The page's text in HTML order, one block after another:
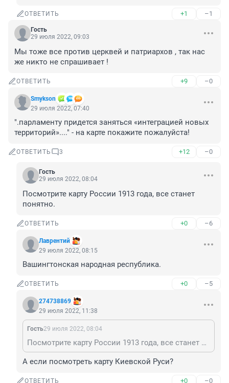
ОТВЕТИТЬ +1 –1
Гость
29 июля 2022, 09:03
Мы тоже все против церквей и патриархов , так нас
же никто не спрашивает !
ОТВЕТИТЬ +9 –0
Smykson
29 июля 2022, 07:40
".парламенту придется заняться «интеграцией новых
территорий»...." - на карте покажите пожалуйста!
ОТВЕТИТЬ 3 +12 –0
Гость
29 июля 2022, 08:04
Посмотрите карту России 1913 года, все станет
понятно.
ОТВЕТИТЬ +0 –6
Лаврентий
29 июля 2022, 08:15
Вашингтонская народная республика.
ОТВЕТИТЬ +0 –5
274738869
29 июля 2022, 11:38
Гость29 июля 2022, 08:04
Посмотрите карту России 1913 года, все станет понятно.
А если посмотреть карту Киевской Руси?
ОТВЕТИТЬ +0 –0